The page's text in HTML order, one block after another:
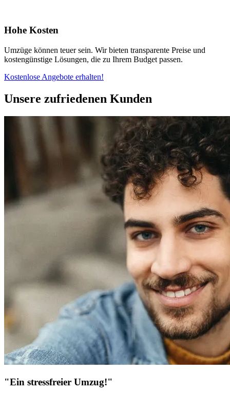
Hohe Kosten
Umzüge können teuer sein. Wir bieten transparente Preise und
kostengünstige Lösungen, die zu Ihrem Budget passen.
Kostenlose Angebote erhalten!
Unsere zufriedenen Kunden
"Ein stressfreier Umzug!"